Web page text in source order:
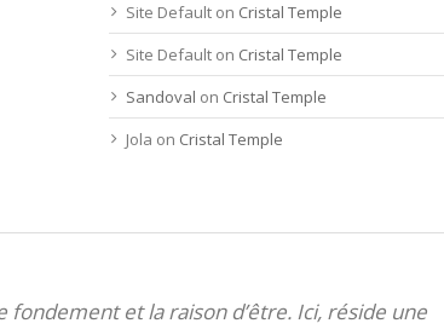
Site Default on Cristal Temple
Site Default on Cristal Temple
Sandoval on Cristal Temple
Jola on Cristal Temple
fondement et la raison d’être. Ici, réside une